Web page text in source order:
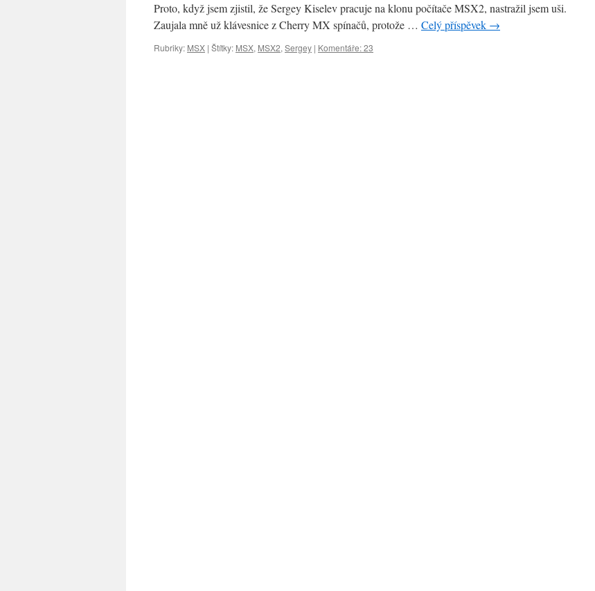
Proto, když jsem zjistil, že Sergey Kiselev pracuje na klonu počítače MSX2, nastražil jsem uši.
Zaujala mně už klávesnice z Cherry MX spínačů, protože … Celý příspěvek →
Rubriky: MSX | Štítky: MSX, MSX2, Sergey | Komentáře: 23